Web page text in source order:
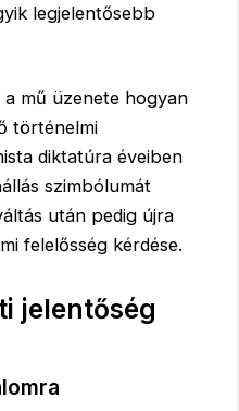
legjelentősebb
mű üzenete hogyan
történelmi
diktatúra éveiben
szimbólumát
után pedig újra
felelősség kérdése.
jelentőség